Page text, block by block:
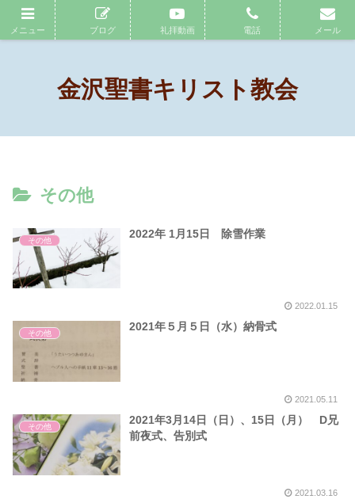
石川県金沢市のプロテスタント教会
金沢聖書キリスト教会
その他
その他
2022年 1月15日 除雪作業
2022.01.15
その他
2021年５月５日（水）納骨式
2021.05.11
その他
2021年3月14日（日）、15日（月） D兄
前夜式、告別式
2021.03.16
メニュー ブログ 礼拝動画 電話 メール